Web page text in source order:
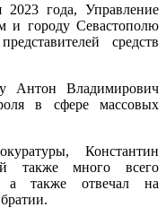
года, Управление
и городу Севастополю
средств
Антон Владимирович
в сфере массовых
Константин
также много всего
а также отвечал на